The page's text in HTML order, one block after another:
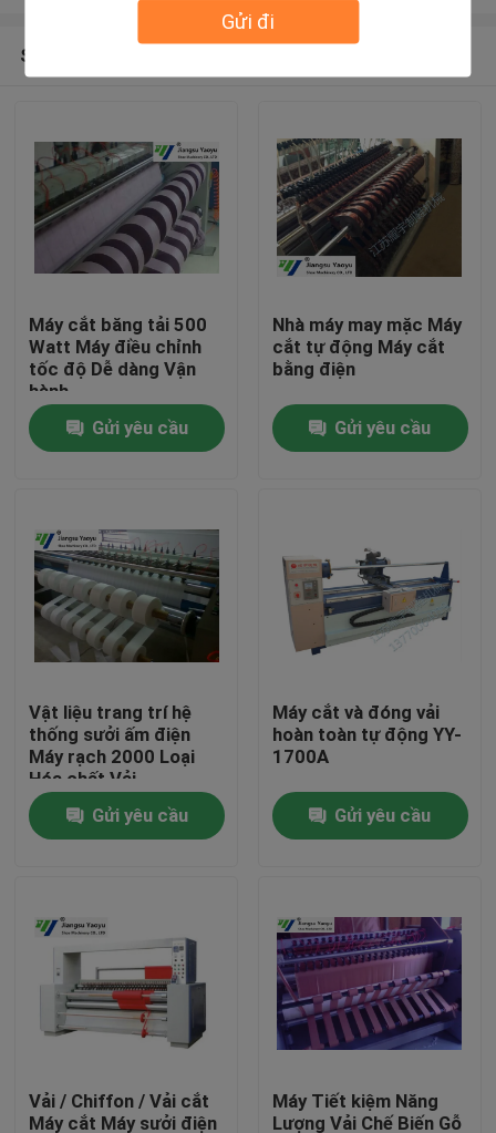
Gửi đi
Các sản phẩm
Về chúng tôi
Tham quan nhà máy
Kiểm soát chất lượng
Liên hệ chúng tôi
Máy cắt thủy lực
Máy ép thủy lực báo chí
Máy cắt cánh tay thủy lực
Sản phẩm khuyến cáo
Máy cắt băng tải 500
Watt Máy điều chỉnh
tốc độ Dễ dàng Vận
hành
Gửi yêu cầu
Nhà máy may mặc Máy
cắt tự động Máy cắt
bằng điện
Gửi yêu cầu
Vật liệu trang trí hệ
thống sưởi ấm điện
Máy rạch 2000 Loại
Hóa chất Vải
Gửi yêu cầu
Máy cắt và đóng vải
hoàn toàn tự động YY-
1700A
Gửi yêu cầu
Vải / Chiffon / Vải cắt
Máy cắt Máy sưởi điện
Máy Tiết kiệm Năng
Lượng Vải Chế Biến Gỗ